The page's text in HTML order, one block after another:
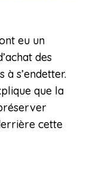
eu un
des
s’endetter.
que la
cette